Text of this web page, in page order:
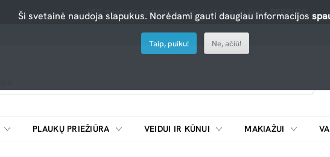
-10% nuolaida atrinktiems produktams su kodu PERKU10
PLAUKŲ PRIEŽIŪRA VEIDUI IR KŪNUI MAKIAŽUI
Ši svetainė naudoja slapukus. Norėdami gauti daugiau informacijos
Taip, puiku! Ne, ačiū!